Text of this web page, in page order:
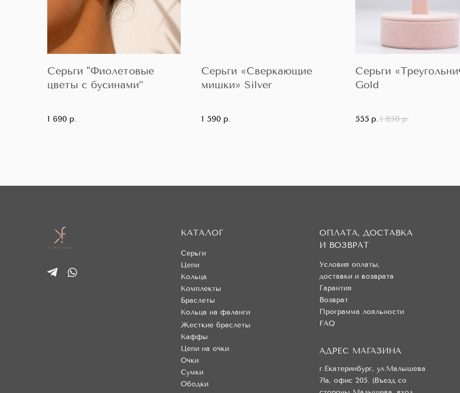
Серьги "Фиолетовые
цветы с бусинами”
1 690 р.
Серьги «Сверкающие
мишки» Silver
1 590 р.
Серьги
Gold
555 р. 1 850 р.
Серьги
Цепи
Кольца
Комплекты
Браслеты
Кольца на фаланги
Условия оплаты,
доставки и возврата
Гарантия
Возврат
Программа лояльности
FAQ
КАТАЛОГ
ОПЛАТА, ДОСТАВКА
И ВОЗВРАТ
Жесткие браслеты
Каффы
Цепи на очки
Очки
Сумки
Ободки
АДРЕС МАГАЗИНА
г.Екатеринбург, ул.Малышева
71а, офис 205. (Въезд со